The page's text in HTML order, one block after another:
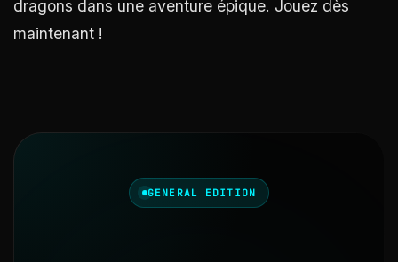
dragons dans une aventure épique. Jouez dès
maintenant !
GENERAL EDITION